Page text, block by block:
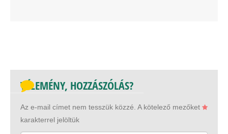
VÉLEMÉNY, HOZZÁSZÓLÁS?
Az e-mail címet nem tesszük közzé. A kötelező mezőket
karakterrel jelöltük